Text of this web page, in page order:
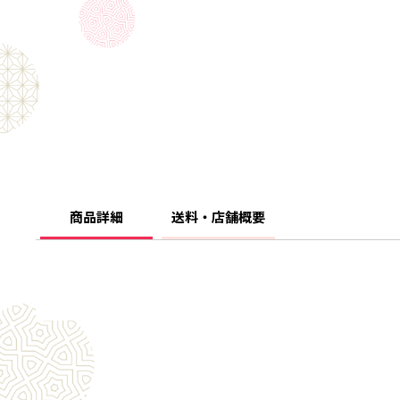
商品詳細 送料・店舗概要